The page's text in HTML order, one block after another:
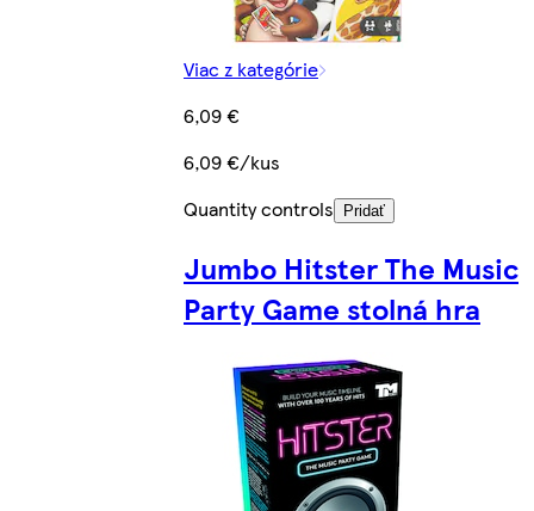
Viac z kategórie
6,09 €
6,09 €/kus
Quantity controls
Pridať
Jumbo Hitster The Music
Party Game stolná hra